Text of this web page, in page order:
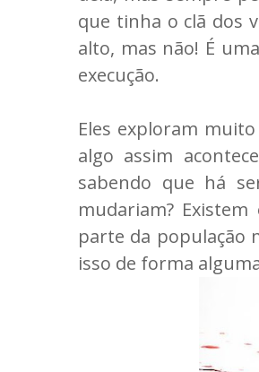
que tinha o clã dos
alto, mas não! É
execução.
Eles exploram
algo assim
sabendo que há
mudariam?
parte da população
isso de forma